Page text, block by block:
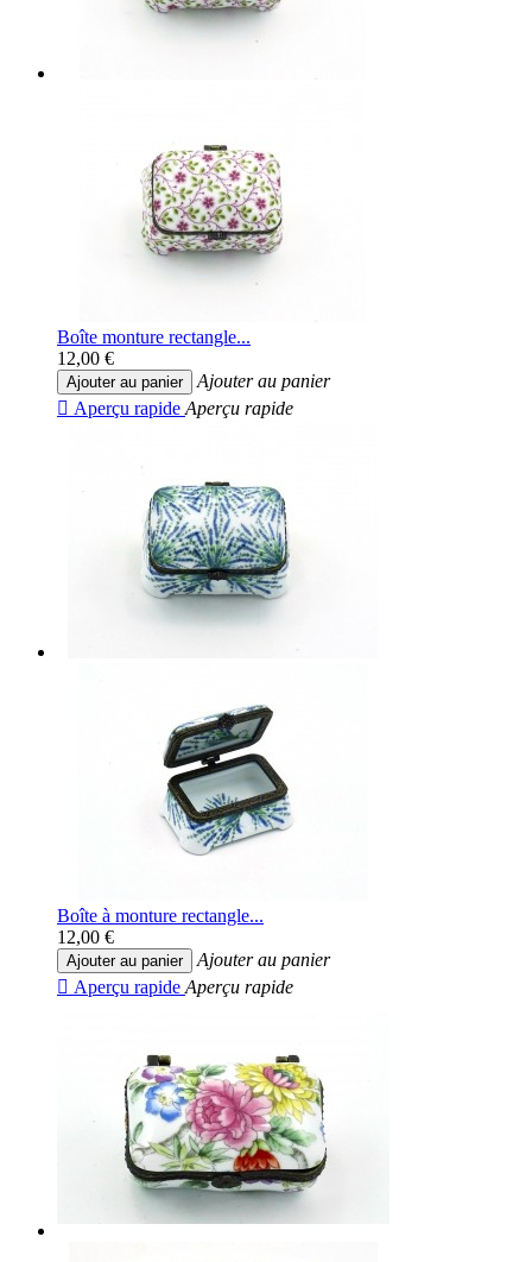
Boîte monture rectangle...
12,00 €
Ajouter au panier
Ajouter au panier
 Aperçu rapide Aperçu rapide
Boîte à monture rectangle...
12,00 €
Ajouter au panier
Ajouter au panier
 Aperçu rapide Aperçu rapide